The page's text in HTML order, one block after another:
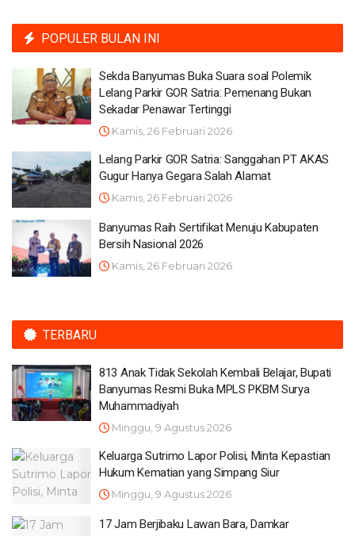
POPULER BULAN INI
Sekda Banyumas Buka Suara soal Polemik
Lelang Parkir GOR Satria: Pemenang Bukan
Sekadar Penawar Tertinggi
Kamis, 26 Februari 2026
Lelang Parkir GOR Satria: Sanggahan PT AKAS
Gugur Hanya Gegara Salah Alamat
Kamis, 26 Februari 2026
Banyumas Raih Sertifikat Menuju Kabupaten
Bersih Nasional 2026
Kamis, 26 Februari 2026
TERBARU
813 Anak Tidak Sekolah Kembali Belajar, Bupati
Banyumas Resmi Buka MPLS PKBM Surya
Muhammadiyah
Minggu, 9 Agustus 2026
Keluarga Sutrimo Lapor Polisi, Minta Kepastian
Hukum Kematian yang Simpang Siur
Minggu, 9 Agustus 2026
17 Jam Berjibaku Lawan Bara, Damkar